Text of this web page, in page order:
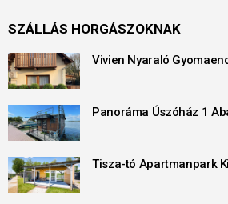
SZÁLLÁS HORGÁSZOKNAK
Vivien Nyaraló
Panoráma Úszóház 1
Tisza-tó Apartmanpark